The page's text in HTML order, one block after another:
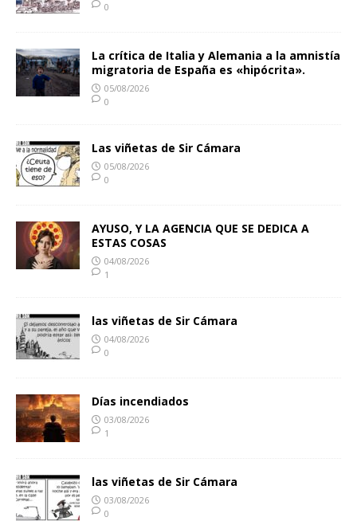
0
La crítica de Italia y Alemania a la amnistía
migratoria de España es «hipócrita».
05/08/2026
0
Las viñetas de Sir Cámara
05/08/2026
0
AYUSO, Y LA AGENCIA QUE SE DEDICA A
ESTAS COSAS
04/08/2026
1
las viñetas de Sir Cámara
04/08/2026
0
Días incendiados
03/08/2026
1
las viñetas de Sir Cámara
03/08/2026
0